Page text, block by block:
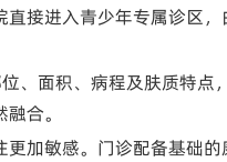
直接进入青少年专属诊区
、面积、病程及肤质特点
合。
更加敏感。门诊配备基础